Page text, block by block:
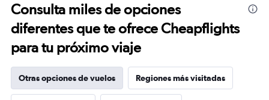
Consulta miles de opciones
diferentes que te ofrece Cheapflights
para tu próximo viaje
Otras opciones de vuelos Regiones más visitadas